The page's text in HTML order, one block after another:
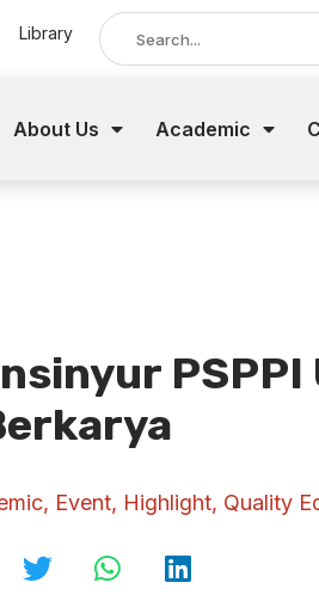
Library
About Us Academic
PSPPI
, Event, Highlight, Quality